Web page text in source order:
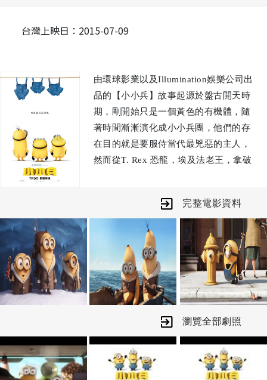
台灣上映日：2015-07-09
由環球影業以及Illumination娛樂公司出
品的【小小兵】故事起源於盤古開天時
期，剛開始只是一個黃色的有機體，隨
著時間漸漸演化成小小兵團，他們的存
在目的就是要服侍當代最兇惡的主人，
然而從T. Rex 恐龍，埃及法老王，拿破
以服侍的主人，從此開始鬱鬱寡歡，甚
至逐漸凋零。這時其中的一隻小小兵—
凱文他有個偉大的計畫，就是帶著他的
麻吉—大胃王史都華還有膽小的蘿蔔，
挺身而出踏上尋找新主人的冒險旅程…
【小小兵】電影配樂精心搭配60年代傳
唱至今的暢銷金曲，並且由Illumination
娛樂公司的克里斯梅勒丹德利、珍娜海
莉製作，皮耶考芬和凱爾巴爾達執導，
布萊恩林區編劇和克里斯雷納德擔任執
完整電影資料
瀏覽全部劇照